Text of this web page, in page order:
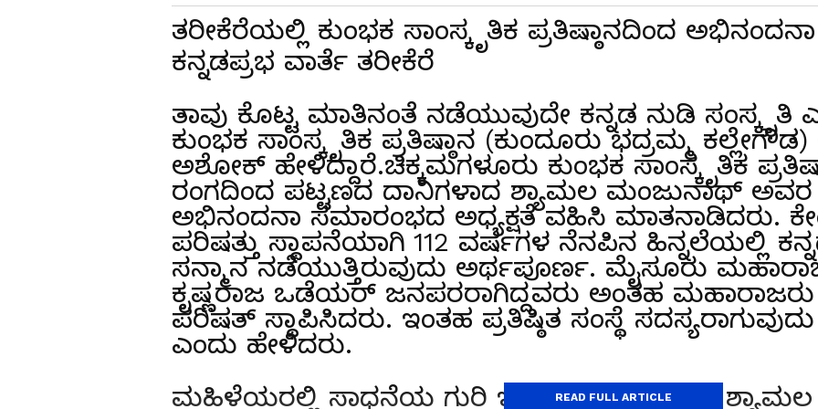
ತರೀಕೆರೆಯಲ್ಲಿ ಕುಂಭಕ ಸಾಂಸ್ಕೃತಿಕ ಪ್ರತಿಷ್ಠಾನದಿಂದ
ಕನ್ನಡಪ್ರಭ ವಾರ್ತೆ ತರೀಕೆರೆ
ತಾವು ಕೊಟ್ಟ ಮಾತಿನಂತೆ ನಡೆಯುವುದೇ ಕನ್ನಡ ನುಡಿ ಸಂಸ್ಕೃತಿ
ಕುಂಭಕ ಸಾಂಸ್ಕೃತಿಕ ಪ್ರತಿಷ್ಠಾನ (ಕುಂದೂರು ಭದ್ರಮ್ಮ ಕಲ್ಲೇಗೌಡ)
ಅಶೋಕ್ ಹೇಳಿದ್ದಾರೆ.ಚಿಕ್ಕಮಗಳೂರು ಕುಂಭಕ ಸಾಂಸ್ಕೃತಿಕ
ರಂಗದಿಂದ ಪಟ್ಟಣದ ದಾನಿಗಳಾದ ಶ್ಯಾಮಲ ಮಂಜುನಾಥ್
ಅಭಿನಂದನಾ ಸಮಾರಂಭದ ಅಧ್ಯಕ್ಷತೆ ವಹಿಸಿ ಮಾತನಾಡಿದರು.
ಪರಿಷತ್ತು ಸ್ಥಾಪನೆಯಾಗಿ 112 ವರ್ಷಗಳ ನೆನಪಿನ ಹಿನ್ನಲೆಯಲ್ಲಿ
ಸನ್ಮಾನ ನಡೆಯುತ್ತಿರುವುದು ಅರ್ಥಪೂರ್ಣ. ಮೈಸೂರು
ಕೃಷ್ಣರಾಜ ಒಡೆಯರ್ ಜನಪರರಾಗಿದ್ದವರು ಅಂತಹ ಮಹಾರಾಜರು
ಪರಿಷತ್‌ ಸ್ಥಾಪಿಸಿದರು. ಇಂತಹ ಪ್ರತಿಷ್ಠಿತ ಸಂಸ್ಥೆ
ಎಂದು ಹೇಳಿದರು.
ಮಹಿಳೆಯರಲ್ಲಿ ಸಾಧನೆಯ ಗುರಿ ಇರುತ್ತದೆ. ದಾನಿಗಳಾದ
READ FULL ARTICLE